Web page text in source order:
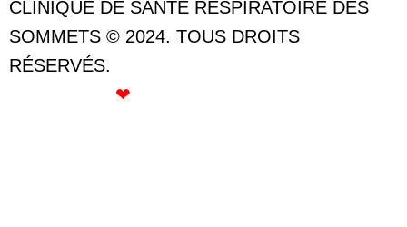
CLINIQUE DE SANTÉ RESPIRATOIRE DES
SOMMETS © 2024. TOUS DROITS
RÉSERVÉS.
❤